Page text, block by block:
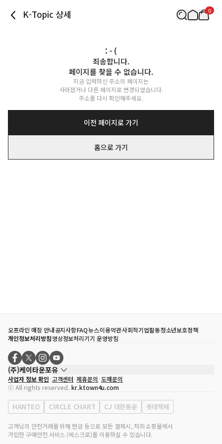
K-Topic 상세 0
: - (
죄송합니다.
페이지를 찾을 수 없습니다.
지금 입력하신 주소의 페이지는
사라졌거나 다른 페이지로 변경되었습니다.
주소를 다시 확인해주세요.
이전 페이지로 가기
홈으로 가기
오프라인 매장 안내공지사항FAQ뉴스이용약관사회적기업활동청소년보호정책
개인정보처리방침영상정보처리기기 운영방침
(주)케이타운포유
대표자
송효민
사업자등록번호
120-87-71116
통신판매업 신고번호 제2011-서울강남-02223
대표전화
02-552-9855
사업자 정보 확인 고객센터 제휴문의 도매문의
ⓒ All rights reserved. kr.ktown4u.com
HANTEO CIRCLE CHART CJ 대한통운 롯데택배
고객님의 안전거래를 위해 현금 등으로 모든 결제시, 저희 쇼핑몰에서
가입한 구매안전 서비스 (에스크로)를 이용하실 수 있습니다.